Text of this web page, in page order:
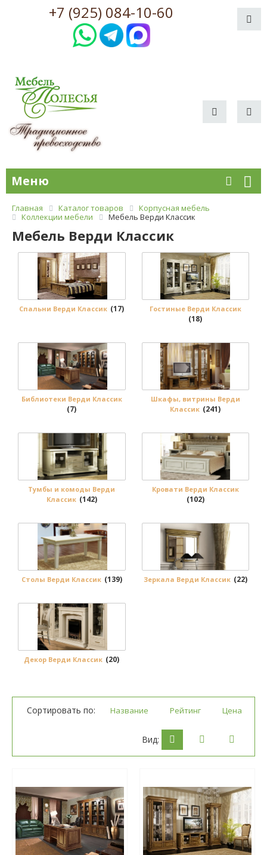
+7 (925) 084-10-60
Меню
Главная Каталог товаров
Корпусная мебель
Коллекции мебели
Мебель Верди Классик
Мебель Верди Классик
Спальни Верди Классик (17) Гостиные Верди Классик
(18)
Библиотеки Верди Классик
(7)
Шкафы, витрины Верди
Классик (241)
Тумбы и комоды Верди
Классик (142)
Кровати Верди Классик
(102)
Столы Верди Классик (139) Зеркала Верди Классик (22)
Декор Верди Классик (20)
Сортировать по: Название Рейтинг Цена
Вид: